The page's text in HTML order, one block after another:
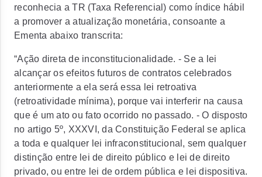
reconhecia a TR (Taxa Referencial) como índice hábil
a promover a atualização monetária, consoante a
Ementa abaixo transcrita:
“Ação direta de inconstitucionalidade. - Se a lei
alcançar os efeitos futuros de contratos celebrados
anteriormente a ela será essa lei retroativa
(retroatividade mínima), porque vai interferir na causa
que é um ato ou fato ocorrido no passado. - O disposto
no artigo 5º, XXXVI, da Constituição Federal se aplica
a toda e qualquer lei infraconstitucional, sem qualquer
distinção entre lei de direito público e lei de direito
privado, ou entre lei de ordem pública e lei dispositiva.